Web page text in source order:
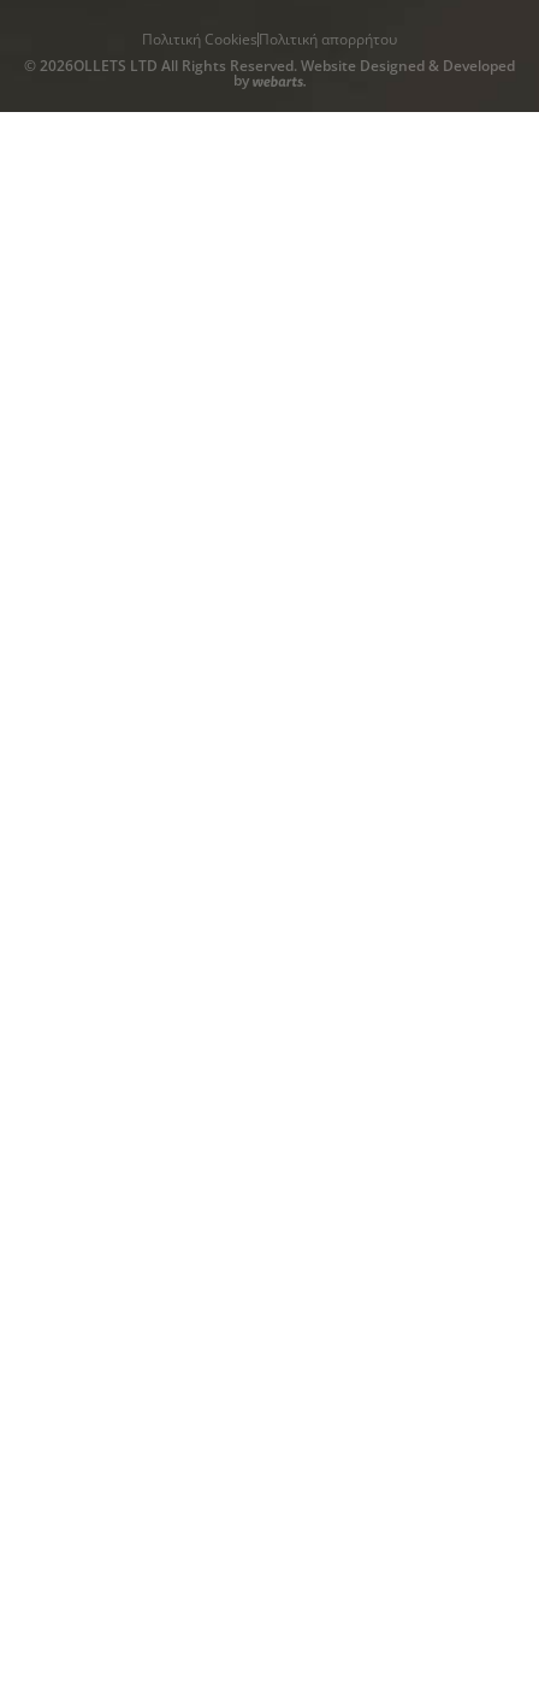
© 2026OLLETS LTD All Rights Reserved. Website Designed & Developed
by
Πολιτική CookiesΠολιτική απορρήτου